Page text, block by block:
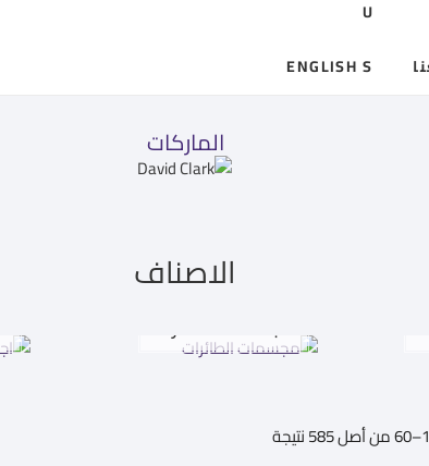
ENGLISH
الماركات
الاصناف
مجسمات الطائرات
تم